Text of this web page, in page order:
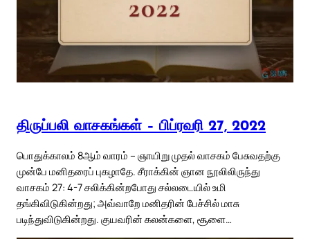
திருப்பலி வாசகங்கள் – பிப்ரவரி 27, 2022
பொதுக்காலம் 8ஆம் வாரம் – ஞாயிறு முதல் வாசகம் பேசுவதற்கு
முன்பே மனிதரைப் புகழாதே. சீராக்கின் ஞான நூலிலிருந்து
வாசகம் 27: 4-7 சலிக்கின்றபோது சல்லடையில் உமி
தங்கிவிடுகின்றது; அவ்வாறே மனிதரின் பேச்சில் மாசு
படிந்துவிடுகின்றது. குயவரின் கலன்களை, சூளை…